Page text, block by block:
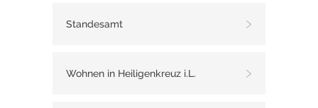
Standesamt
Wohnen in Heiligenkreuz i.L.